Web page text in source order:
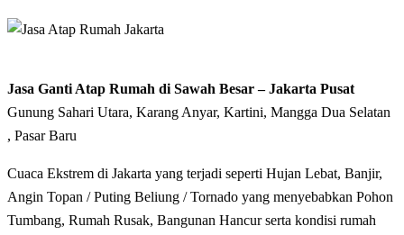
Jasa Ganti Atap Rumah di Sawah Besar – Jakarta Pusat
Gunung Sahari Utara, Karang Anyar, Kartini, Mangga Dua Selatan
, Pasar Baru
Cuaca Ekstrem di Jakarta yang terjadi seperti Hujan Lebat, Banjir,
Angin Topan / Puting Beliung / Tornado yang menyebabkan Pohon
Tumbang, Rumah Rusak, Bangunan Hancur serta kondisi rumah